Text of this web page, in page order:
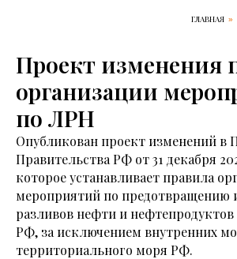
ГЛАВНАЯ »
Проект изменения
организации
по ЛРН
Опубликован проект изменений в
Правительства РФ от 31 декабря
которое устанавливает правила
мероприятий по предотвращению
разливов нефти и
РФ, за исключением внутренних
территориального моря РФ.